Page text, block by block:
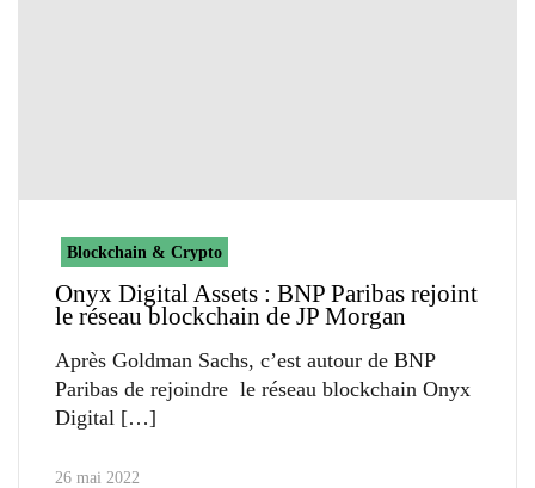
Blockchain & Crypto
Onyx Digital Assets : BNP Paribas rejoint
le réseau blockchain de JP Morgan
Après Goldman Sachs, c’est autour de BNP
Paribas de rejoindre le réseau blockchain Onyx
Digital
26 mai 2022